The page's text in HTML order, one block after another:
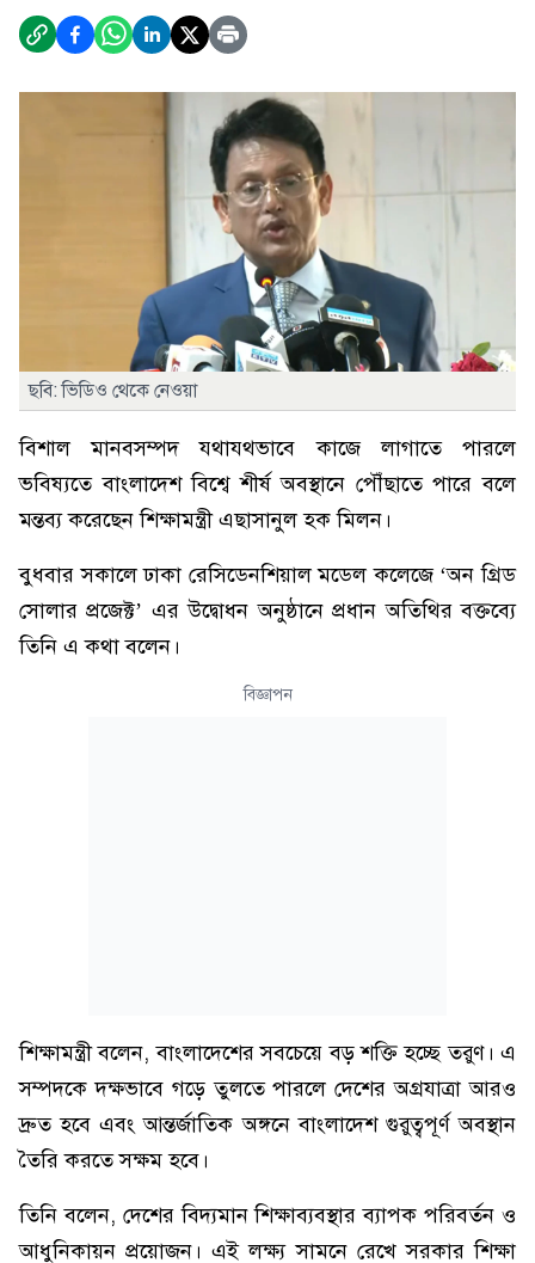
ছবি: ভিডিও থেকে নেওয়া
বিশাল মানবসম্পদ যথাযথভাবে কাজে লাগাতে পারলে
ভবিষ্যতে বাংলাদেশ বিশ্বে শীর্ষ অবস্থানে পৌঁছাতে পারে বলে
মন্তব্য করেছেন শিক্ষামন্ত্রী এছাসানুল হক মিলন।
বুধবার সকালে ঢাকা রেসিডেনশিয়াল মডেল কলেজে ‘অন গ্রিড
সোলার প্রজেক্ট’ এর উদ্বোধন অনুষ্ঠানে প্রধান অতিথির বক্তব্যে
তিনি এ কথা বলেন।
বিজ্ঞাপন
শিক্ষামন্ত্রী বলেন, বাংলাদেশের সবচেয়ে বড় শক্তি হচ্ছে তরুণ। এ
সম্পদকে দক্ষভাবে গড়ে তুলতে পারলে দেশের অগ্রযাত্রা আরও
দ্রুত হবে এবং আন্তর্জাতিক অঙ্গনে বাংলাদেশ গুরুত্বপূর্ণ অবস্থান
তৈরি করতে সক্ষম হবে।
তিনি বলেন, দেশের বিদ্যমান শিক্ষাব্যবস্থার ব্যাপক পরিবর্তন ও
আধুনিকায়ন প্রয়োজন। এই লক্ষ্য সামনে রেখে সরকার শিক্ষা